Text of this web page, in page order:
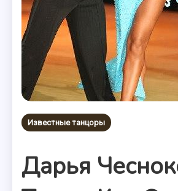
Известные танцоры
Дарья